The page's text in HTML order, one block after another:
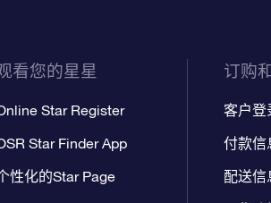
看您的星星
Star Register
Star Finder App
性化的Star Page
订购
客户登
付款信
配送信